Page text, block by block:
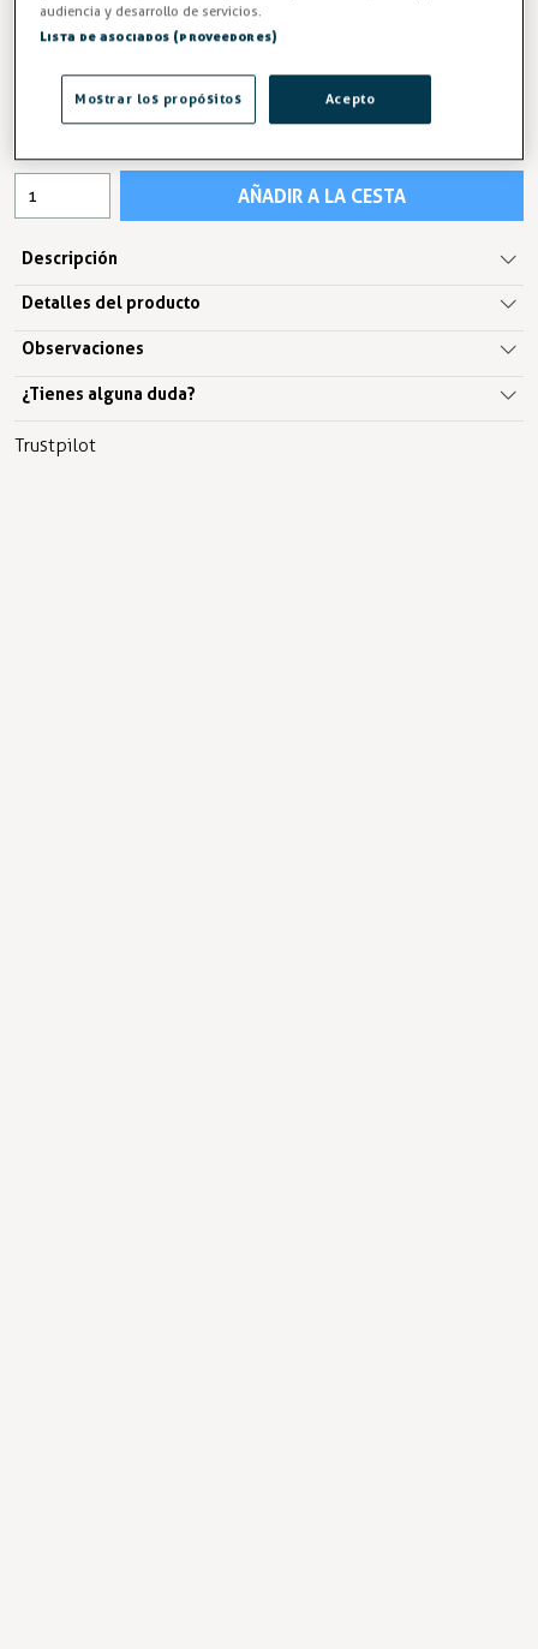
Entrega en 24/48h
725,99 €
AÑADIR A LA CESTA
Descripción
Detalles del producto
Observaciones
¿Tienes alguna duda?
Trustpilot
audiencia y desarrollo de servicios.
Lista de asociados (proveedores)
Acepto
Mostrar los propósitos